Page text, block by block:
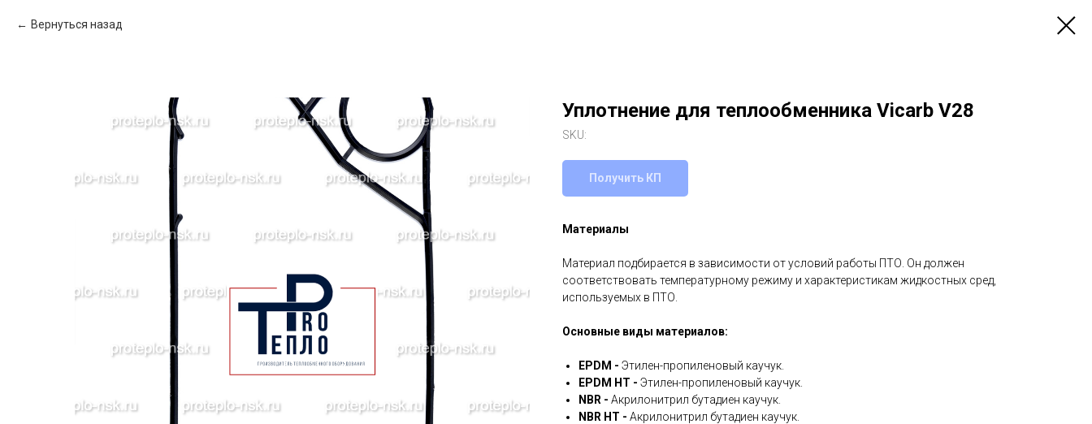
Вернуться назад
Уплотнение для теплообменника Vicarb V28
SKU:
Получить КП
Материалы
Материал подбирается в зависимости от условий работы ПТО. Он должен
соответствовать температурному режиму и характеристикам жидкостных сред,
используемых в ПТО.
Основные виды материалов:
EPDM - Этилен-пропиленовый каучук.
EPDM HT - Этилен-пропиленовый каучук.
NBR - Акрилонитрил бутадиен каучук.
NBR HT - Акрилонитрил бутадиен каучук.